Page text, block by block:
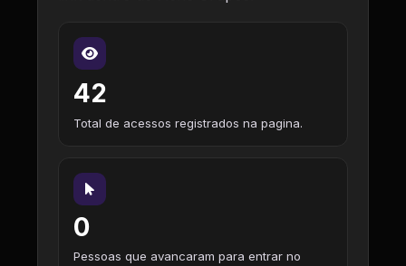
42
Total de acessos registrados na pagina.
0
Pessoas que avancaram para entrar no